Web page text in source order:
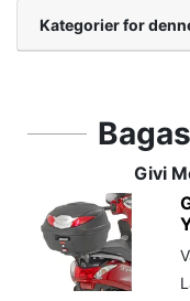
Kategorier for
Givi